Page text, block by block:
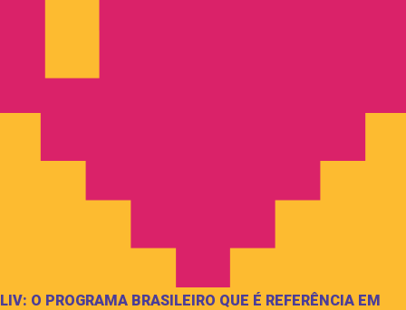
LIV: O PROGRAMA BRASILEIRO QUE É REFERÊNCIA EM